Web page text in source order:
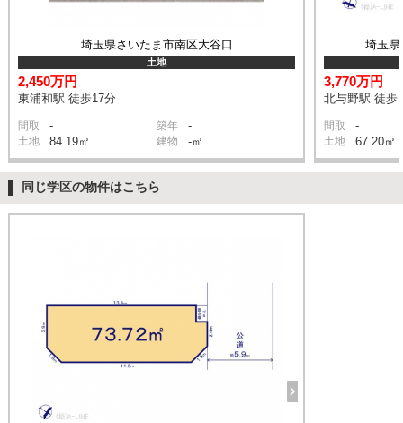
埼玉県さいたま市南区大谷口
土地
2,450万円
東浦和駅 徒歩17分
間取 - 築年 -
土地 84.19㎡ 建物 -㎡
埼玉県
3,770万円
北与野駅 徒歩
間取 -
土地 67.20㎡
同じ学区の物件はこちら